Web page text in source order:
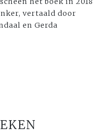
vertaald door
en Gerda